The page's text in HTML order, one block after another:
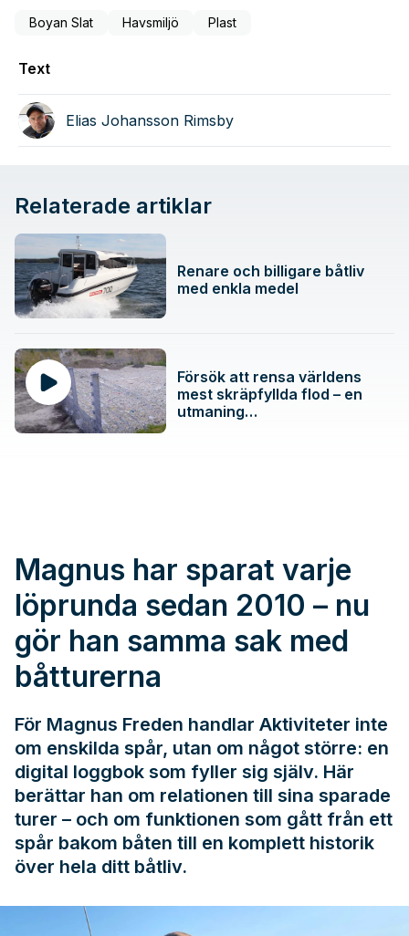
Boyan Slat Havsmiljö Plast
Text
Elias Johansson Rimsby
Relaterade artiklar
Renare och billigare båtliv
med enkla medel
Försök att rensa världens
mest skräpfyllda flod – en
utmaning…
Magnus har sparat varje
löprunda sedan 2010 – nu
gör han samma sak med
båtturerna
För Magnus Freden handlar Aktiviteter inte
om enskilda spår, utan om något större: en
digital loggbok som fyller sig själv. Här
berättar han om relationen till sina sparade
turer – och om funktionen som gått från ett
spår bakom båten till en komplett historik
över hela ditt båtliv.